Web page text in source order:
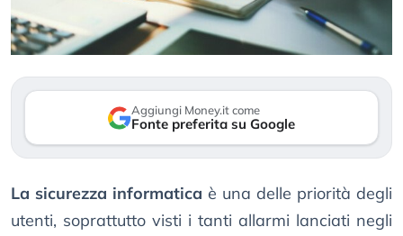
Aggiungi Money.it come
Fonte preferita su Google
La sicurezza informatica è una delle priorità degli
utenti, soprattutto visti i tanti allarmi lanciati negli